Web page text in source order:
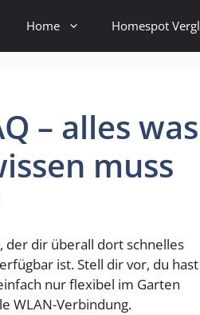
Home Homespot
– alles was
muss
, der dir überall dort schnelles
ist. Stell dir vor, du
nur flexibel im Garten
WLAN-Verbindung.